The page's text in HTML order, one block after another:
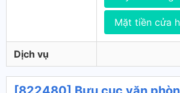
Mặt tiền cửa
Dịch vụ